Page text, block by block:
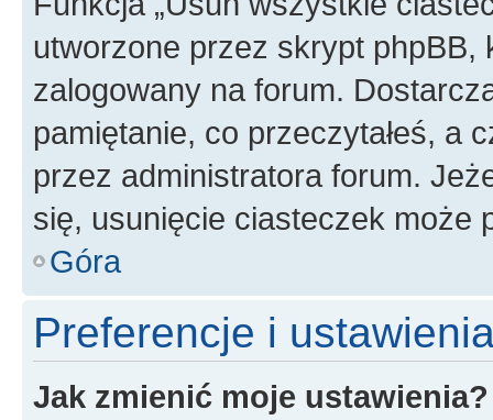
utworzone przez skrypt
zalogowany na forum.
pamiętanie, co przeczytałeś, a
przez administratora forum.
się, usunięcie ciasteczek może
Góra
Preferencje i
Jak zmienić moje ustawienia?